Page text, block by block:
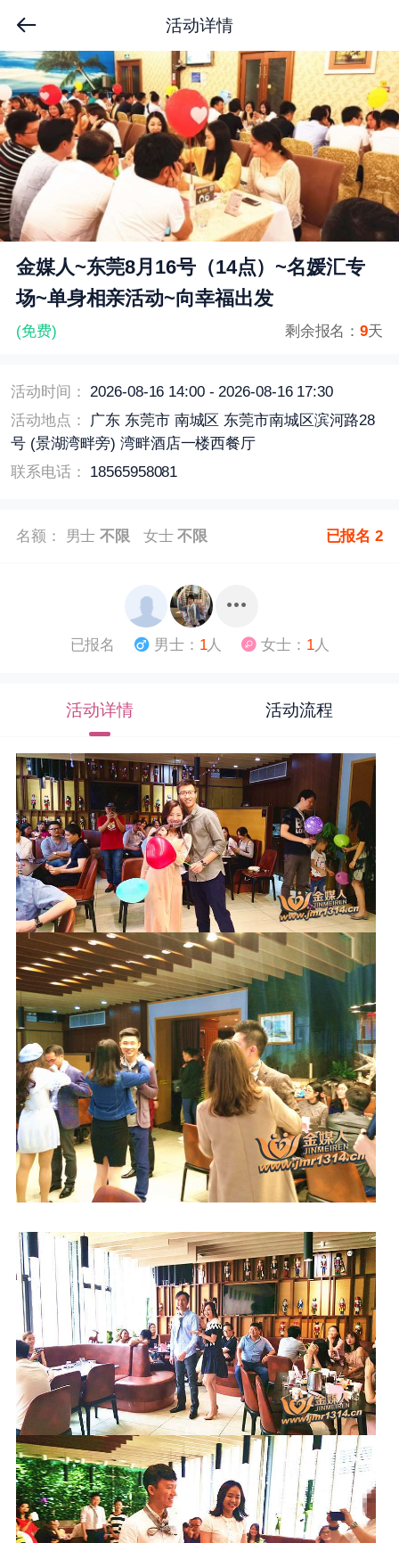
活动详情
金媒人~东莞8月16号（14点）~名媛汇专
场~单身相亲活动~向幸福出发
(免费) 剩余报名：9天
活动时间：
2026-08-16 14:00 - 2026-08-16 17:30
活动地点：
广东 东莞市 南城区 东莞市南城区滨河路28
号 (景湖湾畔旁) 湾畔酒店一楼西餐厅
联系电话：
18565958081
名额： 男士不限 女士不限 已报名2
已报名 男士： 1人 女士： 1人
活动详情 活动流程